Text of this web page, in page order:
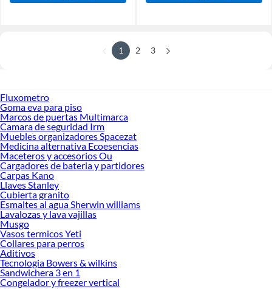
1 2 3
Fluxometro
Goma eva para piso
Marcos de puertas Multimarca
Camara de seguridad Irm
Muebles organizadores Spacezat
Medicina alternativa Ecoesencias
Maceteros y accesorios Ou
Cargadores de bateria y partidores
Carpas Kano
Llaves Stanley
Cubierta granito
Esmaltes al agua Sherwin williams
Lavalozas y lava vajillas
Musgo
Vasos termicos Yeti
Collares para perros
Aditivos
Tecnologia Bowers & wilkins
Sandwichera 3 en 1
Congelador y freezer vertical